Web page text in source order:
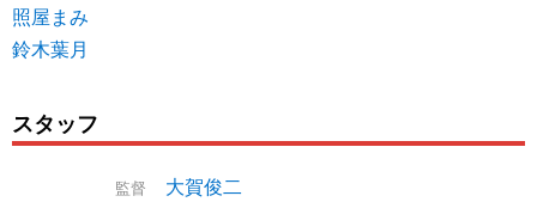
照屋まみ
鈴木葉月
スタッフ
監督 大賀俊二